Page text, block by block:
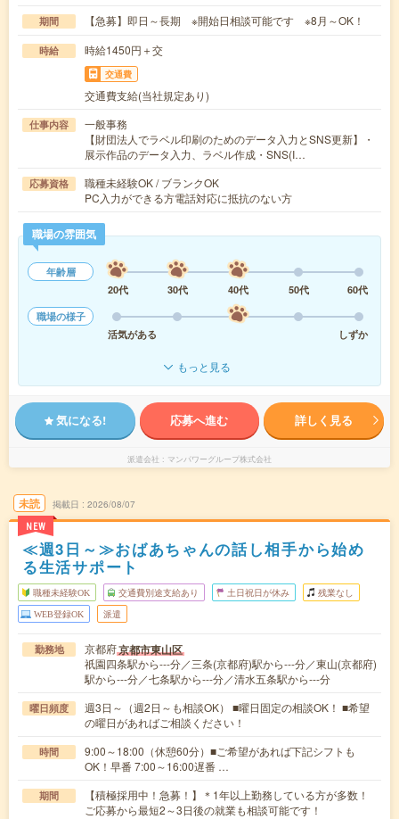
期間 【急募】即日～長期 ※開始日相談可能です ※8月～OK！
時給 時給1450円＋交
交通費
交通費支給(当社規定あり)
仕事内容
一般事務
【財団法人でラベル印刷のためのデータ入力とSNS更新】・
展示作品のデータ入力、ラベル作成・SNS(I…
応募資格
職種未経験OK / ブランクOK
PC入力ができる方電話対応に抵抗のない方
職場の雰囲気
年齢層
20代
30代 40代 50代
60代
職場の様子
活気がある
しずか
もっと見る
気になる! 応募へ進む 詳しく見る
派遣会社 マンパワーグループ株式会社
未読
NEW
掲載日 2026/08/07
≪週3日～≫おばあちゃんの話し相手から始め
る生活サポート
職種未経験OK 交通費別途支給あり 土日祝日が休み 残業なし
WEB登録OK 派遣
勤務地 京都府京都市東山区
祇園四条駅から---分／三条(京都府)駅から---分／東山(京都府)
駅から---分／七条駅から---分／清水五条駅から---分
曜日頻度
週3日～（週2日～も相談OK） ■曜日固定の相談OK！ ■希望
の曜日があればご相談ください！
時間
9:00～18:00（休憩60分）■ご希望があれば下記シフトも
OK！早番 7:00～16:00遅番 …
期間
【積極採用中！急募！】＊1年以上勤務している方が多数！
ご応募から最短2～3日後の就業も相談可能です！